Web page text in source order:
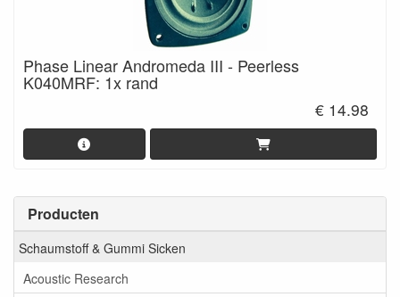
Producten
Schaumstoff & Gummi Sicken
Acoustic Research
Phase Linear Andromeda III - Peerless
K040MRF: 1x rand
€ 14.98